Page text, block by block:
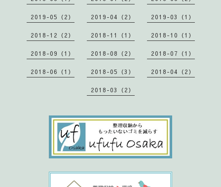
2019-05（2） 2019-04（2） 2019-03（1）
2018-12（2） 2018-11（1） 2018-10（1）
2018-09（1） 2018-08（2） 2018-07（1）
2018-06（1） 2018-05（3） 2018-04（2）
2018-03（2）